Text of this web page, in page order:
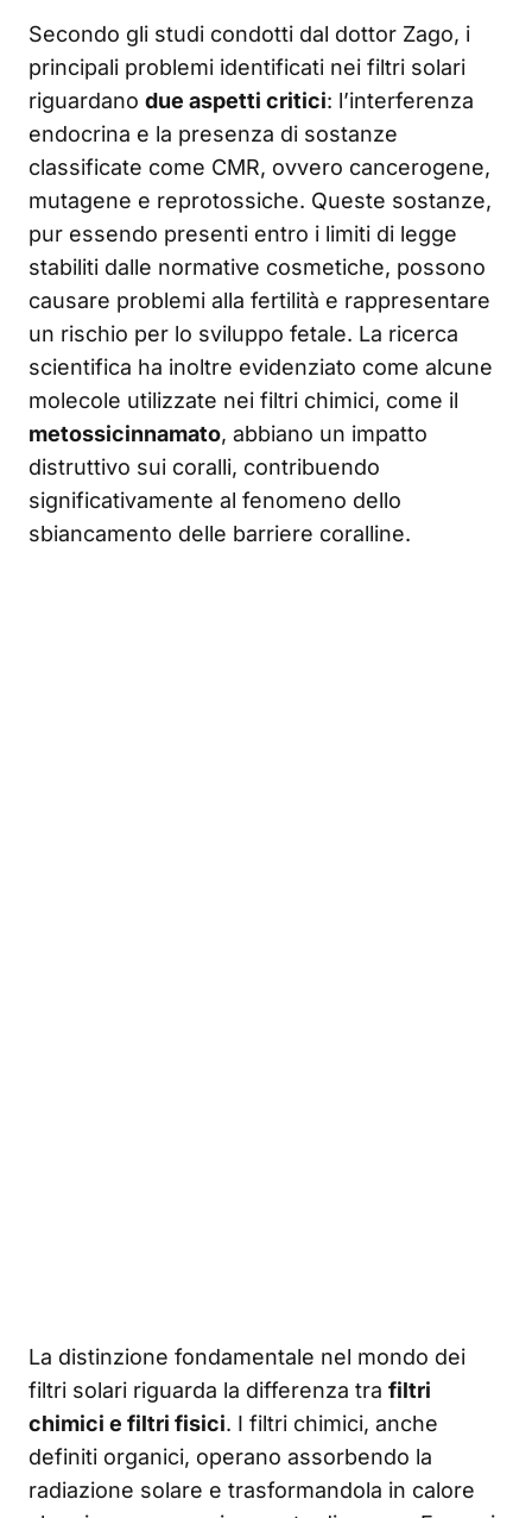
Secondo gli studi condotti dal dottor Zago, i
principali problemi identificati nei filtri solari
riguardano due aspetti critici: l’interferenza
endocrina e la presenza di sostanze
classificate come CMR, ovvero cancerogene,
mutagene e reprotossiche. Queste sostanze,
pur essendo presenti entro i limiti di legge
stabiliti dalle normative cosmetiche, possono
causare problemi alla fertilità e rappresentare
un rischio per lo sviluppo fetale. La ricerca
scientifica ha inoltre evidenziato come alcune
molecole utilizzate nei filtri chimici, come il
metossicinnamato, abbiano un impatto
distruttivo sui coralli, contribuendo
significativamente al fenomeno dello
sbiancamento delle barriere coralline.
La distinzione fondamentale nel mondo dei
filtri solari riguarda la differenza tra filtri
chimici e filtri fisici. I filtri chimici, anche
definiti organici, operano assorbendo la
radiazione solare e trasformandola in calore